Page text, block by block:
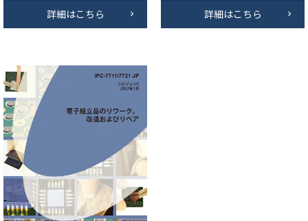
詳細はこちら 詳細はこちら